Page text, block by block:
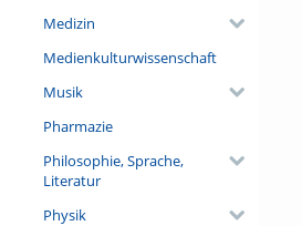
Medizin
Medienkulturwissenschaft
Musik
Pharmazie
Philosophie, Sprache,
Literatur
Physik